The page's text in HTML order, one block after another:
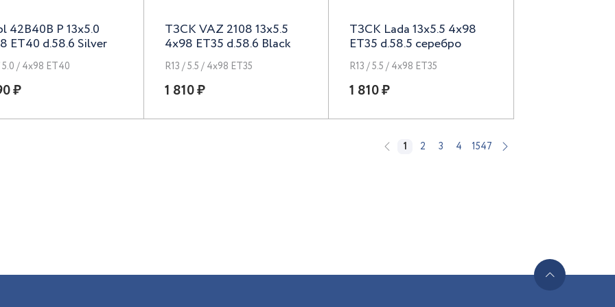
42B40B P 13x5.0
ET40 d.58.6 Silver
5.0 / 4x98 ET40
₽
ТЗСК VAZ 2108 13x5.5
4x98 ET35 d.58.6 Black
R13 / 5.5 / 4x98 ET35
1 810 ₽
ТЗСК Lada 13x5.5 4x98
ET35 d.58.5 серебро
R13 / 5.5 / 4x98 ET35
1 810 ₽
1 2 3 4 1547